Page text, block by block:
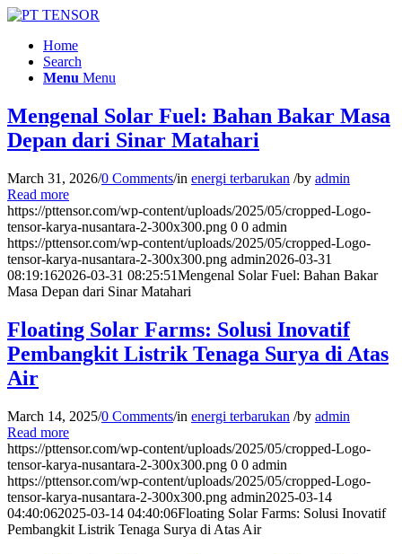
Home
Search
Menu Menu
Mengenal Solar Fuel: Bahan Bakar Masa
Depan dari Sinar Matahari
March 31, 2026/0 Comments/in energi terbarukan /by admin
Read more
https://pttensor.com/wp-content/uploads/2025/05/cropped-Logo-
tensor-karya-nusantara-2-300x300.png 0 0 admin
https://pttensor.com/wp-content/uploads/2025/05/cropped-Logo-
tensor-karya-nusantara-2-300x300.png admin2026-03-31
08:19:162026-03-31 08:25:51Mengenal Solar Fuel: Bahan Bakar
Masa Depan dari Sinar Matahari
Floating Solar Farms: Solusi Inovatif
Pembangkit Listrik Tenaga Surya di Atas
Air
March 14, 2025/0 Comments/in energi terbarukan /by admin
Read more
https://pttensor.com/wp-content/uploads/2025/05/cropped-Logo-
tensor-karya-nusantara-2-300x300.png 0 0 admin
https://pttensor.com/wp-content/uploads/2025/05/cropped-Logo-
tensor-karya-nusantara-2-300x300.png admin2025-03-14
04:40:062025-03-14 04:40:06Floating Solar Farms: Solusi Inovatif
Pembangkit Listrik Tenaga Surya di Atas Air